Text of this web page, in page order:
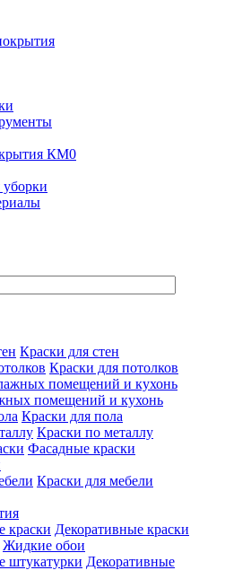
КМ0
уборки
Краски для стен
Краски для потолков
помещений и кухонь
Краски для пола
Краски по металлу
Фасадные краски
Краски для мебели
Декоративные краски
Жидкие обои
Декоративные